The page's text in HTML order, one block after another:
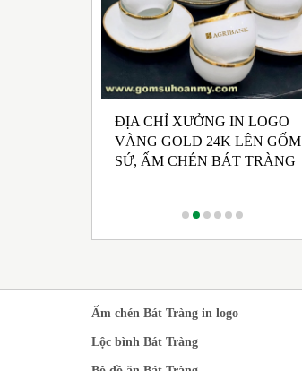
ĐỊA CHỈ XƯỞNG IN LOGO
VÀNG GOLD 24K LÊN GỐM
SỨ, ẤM CHÉN BÁT TRÀNG
Ấm chén Bát Tràng in logo
Lộc bình Bát Tràng